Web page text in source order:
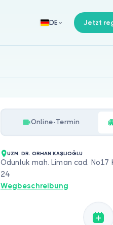
DE Jetzt
Online-Termin
UZM. DR. ORHAN KAŞLIOĞLU
Odunluk mah. Liman cad. No17
24
Wegbeschreibung